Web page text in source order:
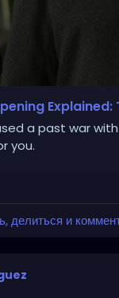
a past war
you.
делиться и